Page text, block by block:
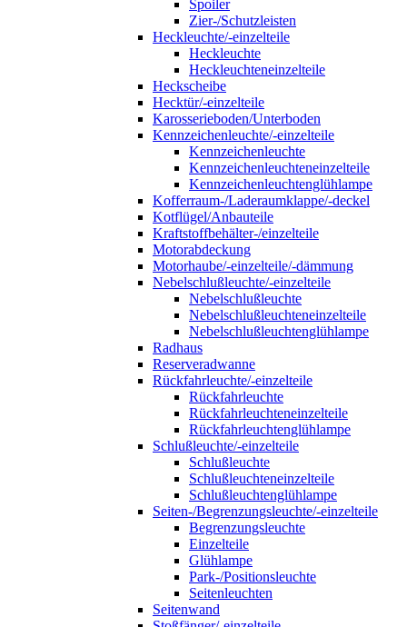
Spoiler
Zier-/Schutzleisten
Heckleuchte/-einzelteile
Heckleuchte
Heckleuchteneinzelteile
Heckscheibe
Hecktür/-einzelteile
Karosserieboden/Unterboden
Kennzeichenleuchte/-einzelteile
Kennzeichenleuchte
Kennzeichenleuchteneinzelteile
Kennzeichenleuchtenglühlampe
Kofferraum-/Laderaumklappe/-deckel
Kotflügel/Anbauteile
Kraftstoffbehälter-/einzelteile
Motorabdeckung
Motorhaube/-einzelteile/-dämmung
Nebelschlußleuchte/-einzelteile
Nebelschlußleuchte
Nebelschlußleuchteneinzelteile
Nebelschlußleuchtenglühlampe
Radhaus
Reserveradwanne
Rückfahrleuchte/-einzelteile
Rückfahrleuchte
Rückfahrleuchteneinzelteile
Rückfahrleuchtenglühlampe
Schlußleuchte/-einzelteile
Schlußleuchte
Schlußleuchteneinzelteile
Schlußleuchtenglühlampe
Seiten-/Begrenzungsleuchte/-einzelteile
Begrenzungsleuchte
Einzelteile
Glühlampe
Park-/Positionsleuchte
Seitenleuchten
Seitenwand